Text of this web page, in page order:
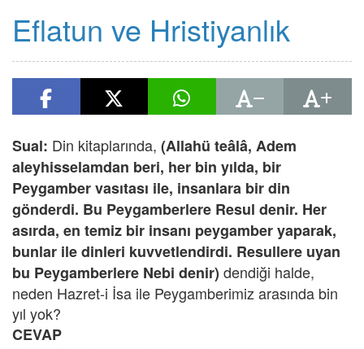
Eflatun ve Hristiyanlık
Sual: Din kitaplarında, (Allahü teâlâ, Adem
aleyhisselamdan beri, her bin yılda, bir
Peygamber vasıtası ile, insanlara bir din
gönderdi. Bu Peygamberlere Resul denir. Her
asırda, en temiz bir insanı peygamber yaparak,
bunlar ile dinleri kuvvetlendirdi. Resullere uyan
bu Peygamberlere Nebi denir) dendiği halde,
neden Hazret-i İsa ile Peygamberimiz arasında bin
yıl yok?
CEVAP